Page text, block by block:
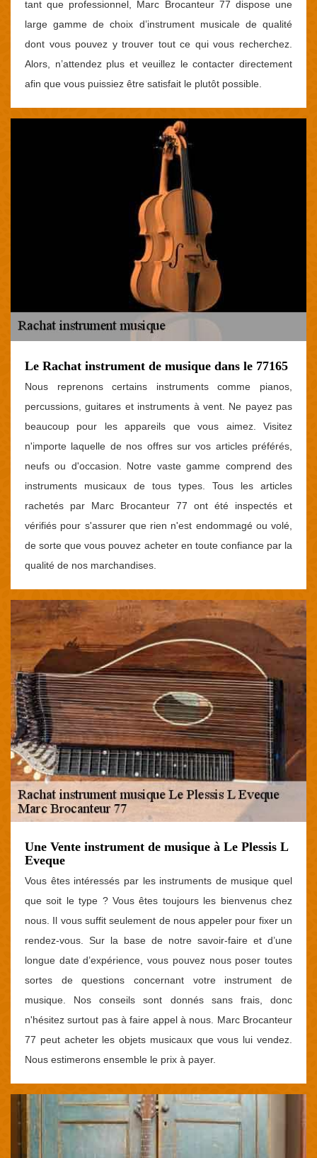
tant que professionnel, Marc Brocanteur 77 dispose une
large gamme de choix d’instrument musicale de qualité
dont vous pouvez y trouver tout ce qui vous recherchez.
Alors, n’attendez plus et veuillez le contacter directement
afin que vous puissiez être satisfait le plutôt possible.
Le Rachat instrument de musique dans le 77165
Nous reprenons certains instruments comme pianos,
percussions, guitares et instruments à vent. Ne payez pas
beaucoup pour les appareils que vous aimez. Visitez
n'importe laquelle de nos offres sur vos articles préférés,
neufs ou d'occasion. Notre vaste gamme comprend des
instruments musicaux de tous types. Tous les articles
rachetés par Marc Brocanteur 77 ont été inspectés et
vérifiés pour s'assurer que rien n'est endommagé ou volé,
de sorte que vous pouvez acheter en toute confiance par la
qualité de nos marchandises.
Une Vente instrument de musique à Le Plessis L
Eveque
Vous êtes intéressés par les instruments de musique quel
que soit le type ? Vous êtes toujours les bienvenus chez
nous. Il vous suffit seulement de nous appeler pour fixer un
rendez-vous. Sur la base de notre savoir-faire et d’une
longue date d’expérience, vous pouvez nous poser toutes
sortes de questions concernant votre instrument de
musique. Nos conseils sont donnés sans frais, donc
n'hésitez surtout pas à faire appel à nous. Marc Brocanteur
77 peut acheter les objets musicaux que vous lui vendez.
Nous estimerons ensemble le prix à payer.